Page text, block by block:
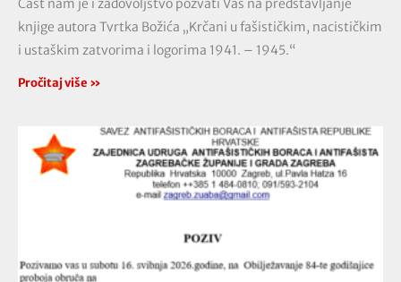
Čast nam je i zadovoljstvo pozvati Vas na predstavljanje
knjige autora Tvrtka Božića „Krčani u fašističkim, nacističkim
i ustaškim zatvorima i logorima 1941. – 1945.“
Pročitaj više »